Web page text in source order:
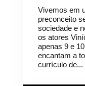
Vivemos em
preconceito
sociedade e
os atores
apenas 9 e
encantam a
currículo de...